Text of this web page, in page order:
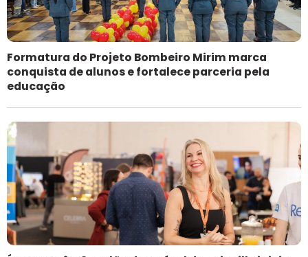
Formatura do Projeto Bombeiro Mirim marca
conquista de alunos e fortalece parceria pela
educação